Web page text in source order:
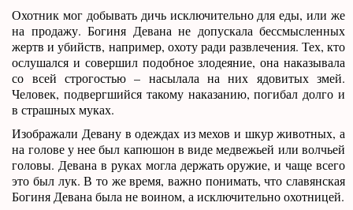
Охотник мог добывать дичь исключительно для еды, или же
на продажу. Богиня Девана не допускала бессмысленных
жертв и убийств, например, охоту ради развлечения. Тех, кто
ослушался и совершил подобное злодеяние, она наказывала
со всей строгостью – насылала на них ядовитых змей.
Человек, подвергшийся такому наказанию, погибал долго и
в страшных муках.
Изображали Девану в одеждах из мехов и шкур животных, а
на голове у нее был капюшон в виде медвежьей или волчьей
головы. Девана в руках могла держать оружие, и чаще всего
это был лук. В то же время, важно понимать, что славянская
Богиня Девана была не воином, а исключительно охотницей.